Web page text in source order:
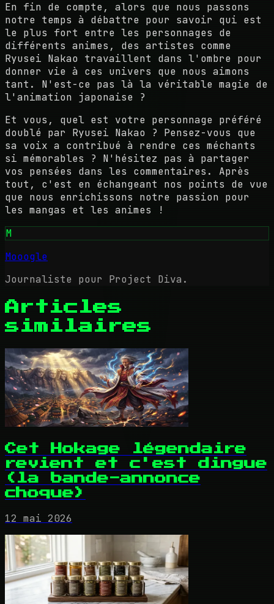
En fin de compte, alors que nous passons
notre temps à débattre pour savoir qui est
le plus fort entre les personnages de
différents animes, des artistes comme
Ryusei Nakao travaillent dans l'ombre pour
donner vie à ces univers que nous aimons
tant. N'est-ce pas là la véritable magie de
l'animation japonaise ?
Et vous, quel est votre personnage préféré
doublé par Ryusei Nakao ? Pensez-vous que
sa voix a contribué à rendre ces méchants
si mémorables ? N'hésitez pas à partager
vos pensées dans les commentaires. Après
tout, c'est en échangeant nos points de vue
que nous enrichissons notre passion pour
les mangas et les animes !
M
Mooogle
Journaliste pour Project Diva.
Articles
similaires
Cet Hokage légendaire
revient et c'est dingue
(la bande-annonce
choque)
12 mai 2026